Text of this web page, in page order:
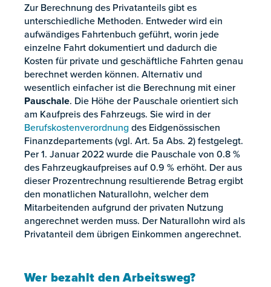
Zur Berechnung des Privatanteils gibt es
unterschiedliche Methoden. Entweder wird ein
aufwändiges Fahrtenbuch geführt, worin jede
einzelne Fahrt dokumentiert und dadurch die
Kosten für private und geschäftliche Fahrten genau
berechnet werden können. Alternativ und
wesentlich einfacher ist die Berechnung mit einer
Pauschale. Die Höhe der Pauschale orientiert sich
am Kaufpreis des Fahrzeugs. Sie wird in der
Berufskostenverordnung des Eidgenössischen
Finanzdepartements (vgl. Art. 5a Abs. 2) festgelegt.
Per 1. Januar 2022 wurde die Pauschale von 0.8 %
des Fahrzeugkaufpreises auf 0.9 % erhöht. Der aus
dieser Prozentrechnung resultierende Betrag ergibt
den monatlichen Naturallohn, welcher dem
Mitarbeitenden aufgrund der privaten Nutzung
angerechnet werden muss. Der Naturallohn wird als
Privatanteil dem übrigen Einkommen angerechnet.
Wer bezahlt den Arbeitsweg?